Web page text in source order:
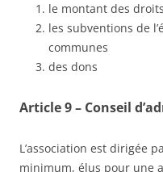
le montant des
les subventions de
communes
des dons
Article 9 – Conseil
L’association est dirigée
minimum, élus pour une